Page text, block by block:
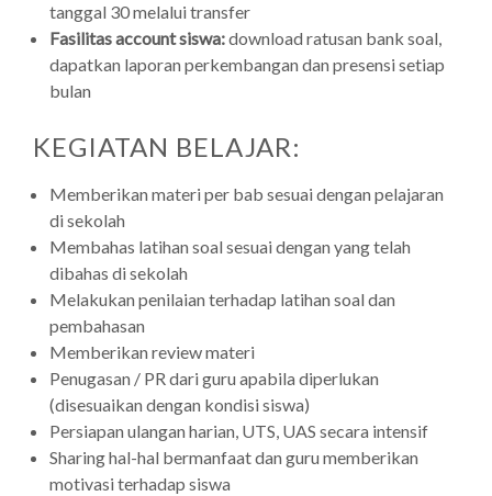
tanggal 30 melalui transfer
Fasilitas account siswa:download ratusan bank soal,
dapatkan laporan perkembangan dan presensi setiap
bulan
KEGIATAN BELAJAR:
Memberikan materi per bab sesuai dengan pelajaran
di sekolah
Membahas latihan soal sesuai dengan yang telah
dibahas di sekolah
Melakukan penilaian terhadap latihan soal dan
pembahasan
Memberikan review materi
Penugasan / PR dari guru apabila diperlukan
(disesuaikan dengan kondisi siswa)
Persiapan ulangan harian, UTS, UAS secara intensif
Sharing hal-hal bermanfaat dan guru memberikan
motivasi terhadap siswa